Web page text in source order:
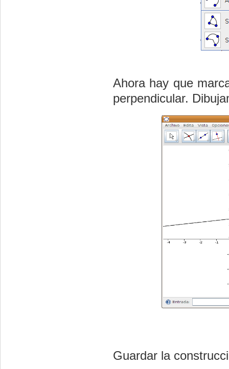
Ahora hay que
perpendicular.
Guardar la